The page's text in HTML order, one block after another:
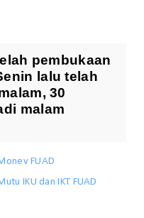
pembukaan
lalu telah
30
malam
FUAD
IKU dan IKT FUAD